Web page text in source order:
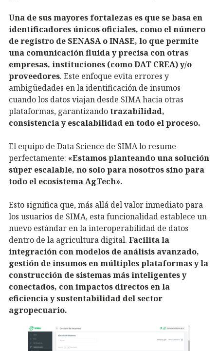
Una de sus mayores fortalezas es que se basa en
identificadores únicos oficiales, como el número
de registro de SENASA o INASE, lo que permite
una comunicación fluida y precisa con otras
empresas, instituciones (como DAT CREA) y/o
proveedores. Este enfoque evita errores y
ambigüedades en la identificación de insumos
cuando los datos viajan desde SIMA hacia otras
plataformas, garantizandotrazabilidad,
consistencia y escalabilidad en todo el proceso.
El equipo de Data Science de SIMA lo resume
perfectamente: «Estamos planteando una solución
súper escalable, no solo para nosotros sino para
todo el ecosistema AgTech».
Esto significa que, más allá del valor inmediato para
los usuarios de SIMA, esta funcionalidad establece un
nuevo estándar en la interoperabilidad de datos
dentro de la agricultura digital. Facilita la
integración con modelos de análisis avanzado,
gestión de insumos en múltiples plataformas y la
construcción de sistemas más inteligentes y
conectados, con impactos directos en la
eficiencia y sustentabilidad del sector
agropecuario.